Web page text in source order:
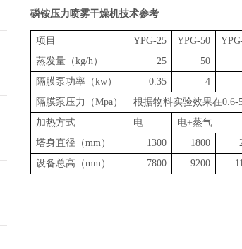
磷铵压力喷雾干燥机技术参考
项目 YPG-25 YPG-50
蒸发量（kg/h） 25 50
隔膜泵功率（kw） 0.35 4
隔膜泵压力（Mpa） 根据物料实验效果在0.6-
加热方式
电 电+蒸气
塔身直径（mm） 1300 1800
设备总高（mm） 7800 9200